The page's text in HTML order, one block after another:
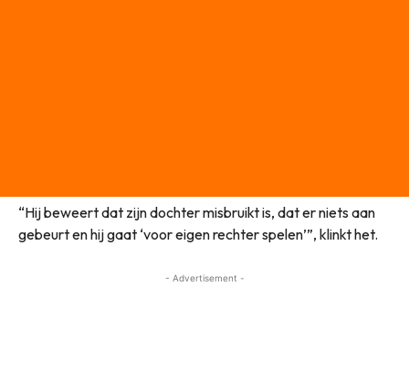
“Hij beweert dat zijn dochter misbruikt is, dat er niets aan
gebeurt en hij gaat ‘voor eigen rechter spelen’”, klinkt het.
- Advertisement -